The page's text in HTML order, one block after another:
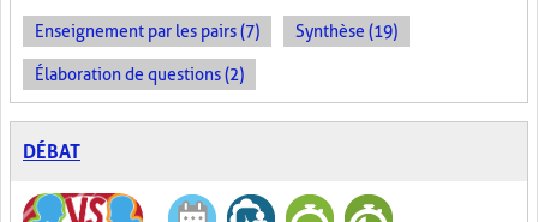
Enseignement par les pairs (7) Synthèse (19)
Élaboration de questions (2)
DÉBAT